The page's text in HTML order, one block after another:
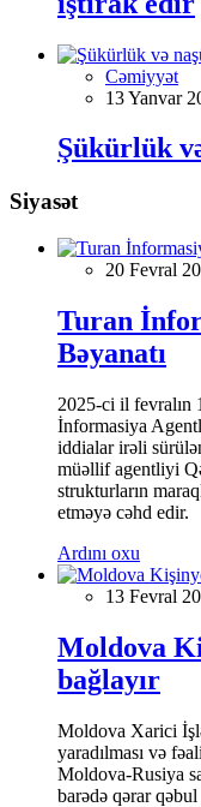
Cəmiyyət
13 Yanvar
Şükürlük
Siyasət
20 Fevral
Turan
Bəyanatı
2025-ci il fevralın
İnformasiya
iddialar irəli
müəllif agentliyi
strukturların
etməyə cəhd edir.
Ardını oxu
13 Fevral
Moldova
bağlayır
Moldova Xarici
yaradılması və
Moldova-Rusiya
barədə qərar